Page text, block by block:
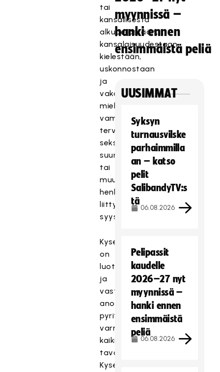
tai
kansallisesta
alkuperästään,
kansalaisuudestaan,
kielestään,
uskonnostaan
ja
vakaumuksestaan,
mielipiteestään,
vammastaan,
terveydentilastaan,
seksuaalisesta
suuntautumisestaan
tai
muusta
henkilöön
liittyvästä
syystä.
Kysely
on
luottamuksellinen
ja
vastaajien
anonymiteetti
pyritään
varmistamaan
kaikin
tavoin.
Kyselyn
myynnissä –
hanki ennen
ensimmäistä peliä
UUSIMMAT
Syksyn
turnausvilske
parhaimmilla
an – katso
pelit
SalibandyTV:s
tä
06.08.2026
Pelipassit
kaudelle
2026–27 nyt
myynnissä –
hanki ennen
ensimmäistä
peliä
06.08.2026